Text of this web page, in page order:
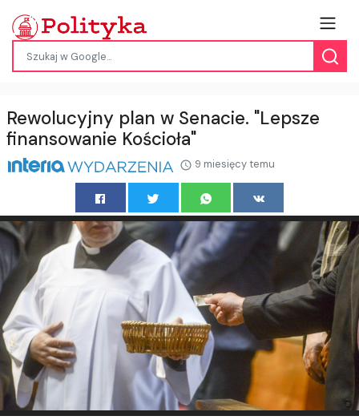
Rewolucyjny plan w Senacie. "Lepsze
finansowanie Kościoła"
9 miesięcy temu